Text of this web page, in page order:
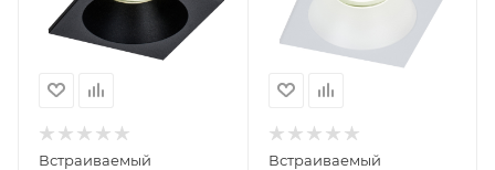
Встраиваемый
Встраиваемый